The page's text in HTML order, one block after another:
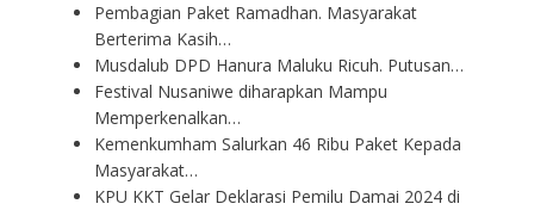
Pembagian Paket Ramadhan. Masyarakat
Berterima Kasih…
Musdalub DPD Hanura Maluku Ricuh. Putusan…
Festival Nusaniwe diharapkan Mampu
Memperkenalkan…
Kemenkumham Salurkan 46 Ribu Paket Kepada
Masyarakat…
KPU KKT Gelar Deklarasi Pemilu Damai 2024 di